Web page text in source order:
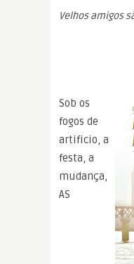
Velhos amigos
Sob os
fogos de
artificio, a
festa, a
mudança,
AS